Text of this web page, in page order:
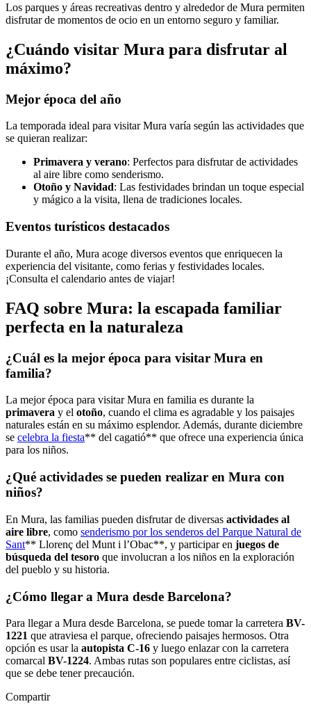
Los parques y áreas recreativas dentro y alrededor de Mura permiten
disfrutar de momentos de ocio en un entorno seguro y familiar.
¿Cuándo visitar Mura para disfrutar al
máximo?
Mejor época del año
La temporada ideal para visitar Mura varía según las actividades que
se quieran realizar:
Primavera y verano: Perfectos para disfrutar de actividades
al aire libre como senderismo.
Otoño y Navidad: Las festividades brindan un toque especial
y mágico a la visita, llena de tradiciones locales.
Eventos turísticos destacados
Durante el año, Mura acoge diversos eventos que enriquecen la
experiencia del visitante, como ferias y festividades locales.
¡Consulta el calendario antes de viajar!
FAQ sobre Mura: la escapada familiar
perfecta en la naturaleza
¿Cuál es la mejor época para visitar Mura en
familia?
La mejor época para visitar Mura en familia es durante la
primavera y el otoño, cuando el clima es agradable y los paisajes
naturales están en su máximo esplendor. Además, durante diciembre
se celebra la fiesta** del cagatió** que ofrece una experiencia única
para los niños.
¿Qué actividades se pueden realizar en Mura con
niños?
En Mura, las familias pueden disfrutar de diversas actividades al
aire libre, como senderismo por los senderos del Parque Natural de
Sant** Llorenç del Munt i l’Obac**, y participar en juegos de
búsqueda del tesoro que involucran a los niños en la exploración
del pueblo y su historia.
¿Cómo llegar a Mura desde Barcelona?
Para llegar a Mura desde Barcelona, se puede tomar la carretera BV-
1221 que atraviesa el parque, ofreciendo paisajes hermosos. Otra
opción es usar la autopista C-16 y luego enlazar con la carretera
comarcal BV-1224. Ambas rutas son populares entre ciclistas, así
que se debe tener precaución.
Compartir